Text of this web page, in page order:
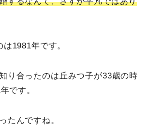
1981年です。
り合ったのは丘みつ子が33歳の時
です。
たんですね。